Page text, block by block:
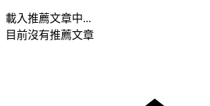
載入推薦文章中...
目前沒有推薦文章